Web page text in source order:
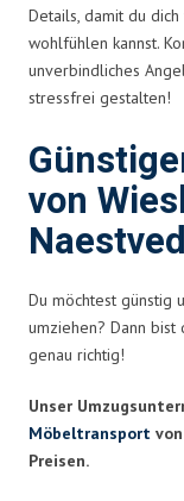
Details, damit du
wohlfühlen kannst.
unverbindliches
stressfrei gestalten!
von
Naestved
Du möchtest günstig
umziehen? Dann
genau richtig!
Unser
Möbeltransport
Preisen.